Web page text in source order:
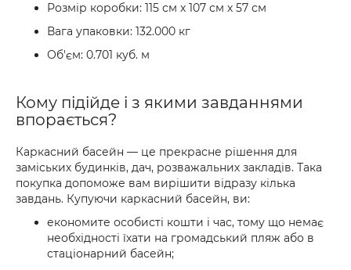
Розмір коробки: 115 см х 107 см х 57 см
Вага упаковки: 132.000 кг
Об'єм: 0.701 куб. м
Кому підійде і з якими завданнями
впорається?
Каркасний басейн — це прекрасне рішення для
заміських будинків, дач, розважальних закладів. Така
покупка допоможе вам вирішити відразу кілька
завдань. Купуючи каркасний басейн, ви:
економите особисті кошти і час, тому що немає
необхідності їхати на громадський пляж або в
стаціонарний басейн;